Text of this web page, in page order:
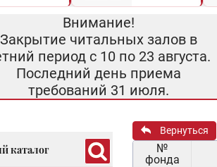
Внимание!
Закрытие читальных залов в
период с 10 по 23 августа.
Последний день приема
требований 31 июля.
каталог
Вернуться
№
фонда